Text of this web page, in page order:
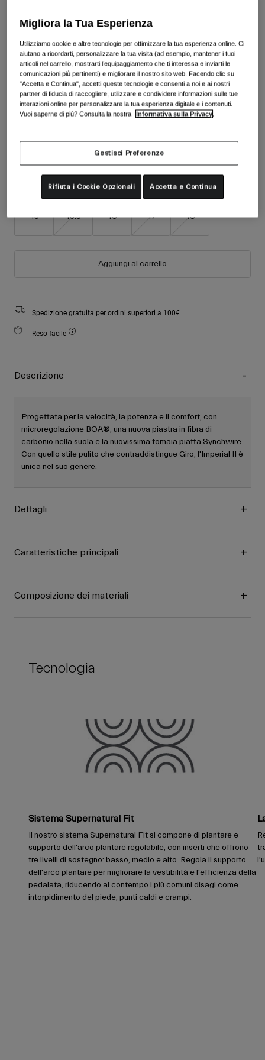
Maschere
Guanti
Ricambi
Vedi tutto
Utilizzo
All Mountain
Backcountry
Sci Gara
Colore -Nero/Oro
selezionato
Taglia Tabella taglie
42.5 43 43.5 44 44.5
45 45.5 46 47 48
Aggiungi al carrello
Spedizione gratuita per ordini superiori a 100€
Reso facile
Descrizione
Progettata per la velocità, la potenza e il comfort, con
microregolazione BOA®, una nuova piastra in fibra di
carbonio nella suola e la nuovissima tomaia piatta Synchwire.
Con quello stile pulito che contraddistingue Giro, l'Imperial II è
unica nel suo genere.
Dettagli
Caratteristiche principali
Composizione dei materiali
Tecnologia
Sistema Supernatural Fit
Il nostro sistema Supernatural Fit si compone di plantare e
supporto dell'arco plantare regolabile, con inserti che offrono
tre livelli di sostegno: basso, medio e alto. Regola il supporto
dell'arco plantare per migliorare la vestibilità e l'efficienza della
pedalata, riducendo al contempo i più comuni disagi come
intorpidimento del piede, punti caldi e crampi.
Migliora la Tua Esperienza
Utilizziamo cookie e altre tecnologie per ottimizzare la tua esperienza online. Ci
aiutano a ricordarti, personalizzare la tua visita (ad esempio, mantener i tuoi
articoli nel carrello, mostrarti l’equipaggiamento che ti interessa e inviarti le
comunicazioni più pertinenti) e migliorare il nostro sito web. Facendo clic su
"Accetta e Continua", accetti queste tecnologie e consenti a noi e ai nostri
partner di fiducia di raccogliere, utilizzare e condividere informazioni sulle tue
interazioni online per personalizzare la tua esperienza digitale e i contenuti.
Vuoi saperne di più? Consulta la nostra
Informativa sulla Privacy
Gestisci Preferenze
Rifiuta i Cookie Opzionali Accetta e Continua